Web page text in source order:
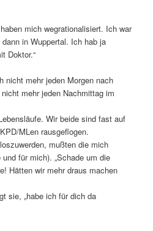
mich wegrationalisiert. Ich war
in Wuppertal. Ich hab ja
Doktor.“
nicht mehr jeden Morgen nach
mehr jeden Nachmittag im
Wir beide sind fast auf
MLen rausgeflogen.
mußten die mich
für mich). „Schade um die
Hätten wir mehr draus machen
sie, „habe ich für dich da